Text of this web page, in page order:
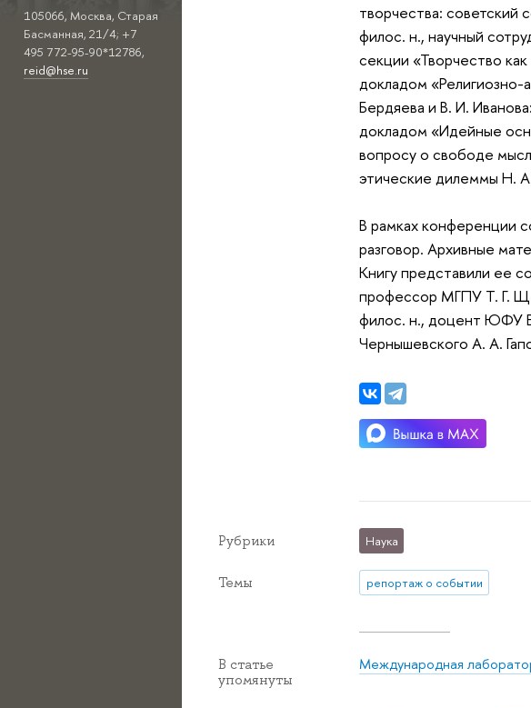
105066, Москва, Старая
Басманная, 21/4; +7
495 772-95-90*12786,
reid@hse.ru
творчества: советский
филос. н., научный
секции «Творчество
докладом «Религиозно-
Бердяева и В. И.
докладом «Идейные
вопросу о свободе
этические дилеммы Н.
В рамках конференции
разговор. Архивные
Книгу представили ее
профессор МГПУ Т. Г.
филос. н., доцент ЮФУ
Чернышевского А. А.
Рубрики Наука
Темы репортаж о событии
В статье
упомянуты
Международная